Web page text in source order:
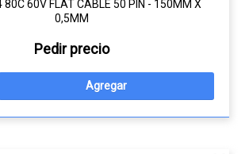
60V FLAT CABLE 50 PIN - 150MM X
0,5MM
Pedir precio